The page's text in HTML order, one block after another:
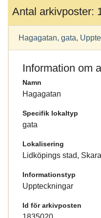
Antal arkivposter:
Hagagatan, gata,
Information om
Namn
Hagagatan
Specifik lokaltyp
gata
Lokalisering
Lidköpings stad,
Informationstyp
Uppteckningar
Id för arkivposten